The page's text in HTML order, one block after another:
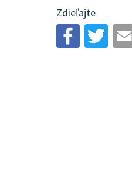
Zdieľajte